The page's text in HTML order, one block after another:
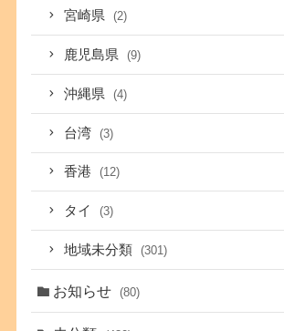
宮崎県 (2)
鹿児島県 (9)
沖縄県 (4)
台湾 (3)
香港 (12)
タイ (3)
地域未分類 (301)
お知らせ (80)